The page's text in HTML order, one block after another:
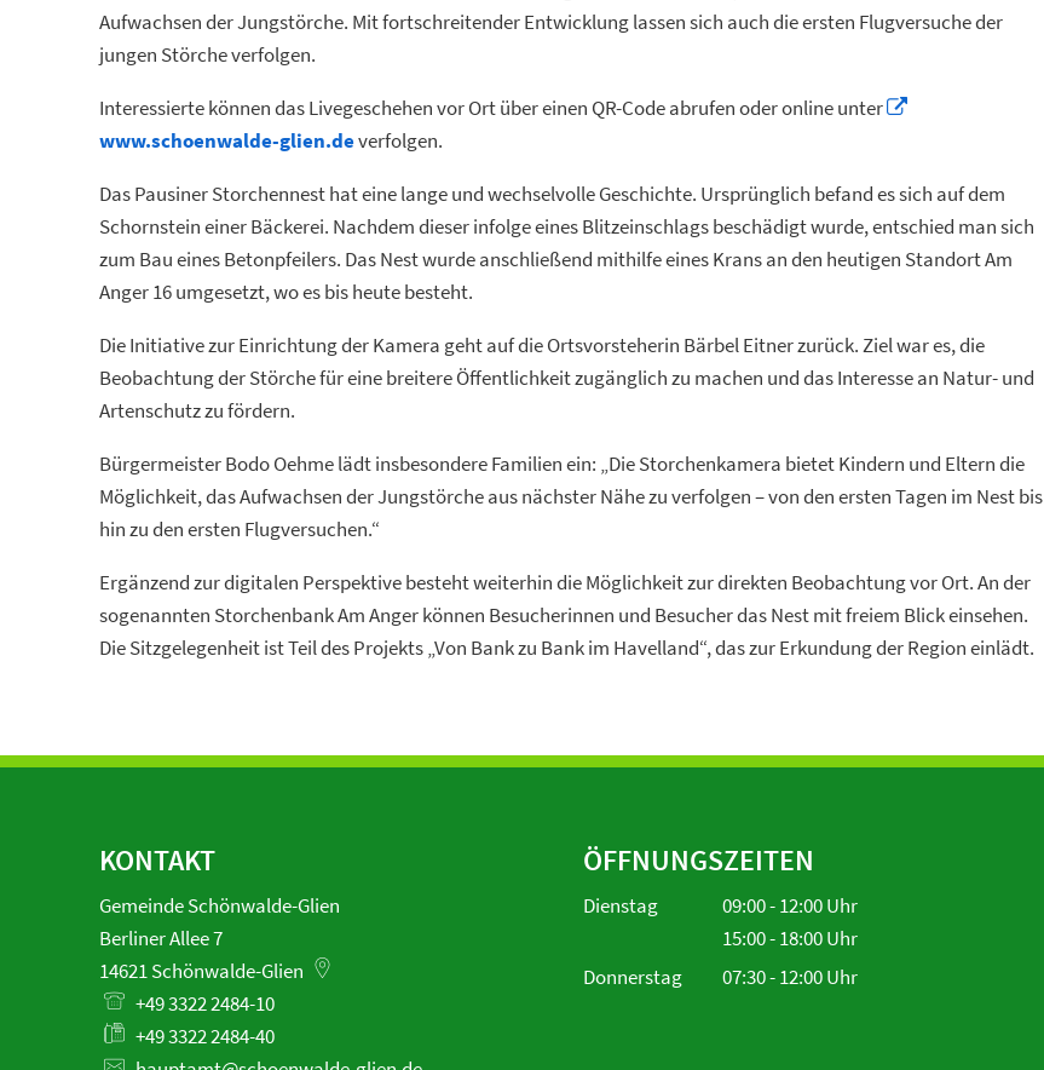
Aufwachsen der Jungstörche. Mit fortschreitender Entwicklung lassen sich auch die ersten Flugversuche der
jungen Störche verfolgen.
Interessierte können das Livegeschehen vor Ort über einen QR-Code abrufen oder online unter
www.schoenwalde-glien.deverfolgen.
Das Pausiner Storchennest hat eine lange und wechselvolle Geschichte. Ursprünglich befand es sich auf dem
Schornstein einer Bäckerei. Nachdem dieser infolge eines Blitzeinschlags beschädigt wurde, entschied man sich
zum Bau eines Betonpfeilers. Das Nest wurde anschließend mithilfe eines Krans an den heutigen Standort Am
Anger 16 umgesetzt, wo es bis heute besteht.
Die Initiative zur Einrichtung der Kamera geht auf die Ortsvorsteherin Bärbel Eitner zurück. Ziel war es, die
Beobachtung der Störche für eine breitere Öffentlichkeit zugänglich zu machen und das Interesse an Natur- und
Artenschutz zu fördern.
Bürgermeister Bodo Oehme lädt insbesondere Familien ein: „Die Storchenkamera bietet Kindern und Eltern die
Möglichkeit, das Aufwachsen der Jungstörche aus nächster Nähe zu verfolgen – von den ersten Tagen im Nest bis
hin zu den ersten Flugversuchen.“
Ergänzend zur digitalen Perspektive besteht weiterhin die Möglichkeit zur direkten Beobachtung vor Ort. An der
sogenannten Storchenbank Am Anger können Besucherinnen und Besucher das Nest mit freiem Blick einsehen.
Die Sitzgelegenheit ist Teil des Projekts „Von Bank zu Bank im Havelland“, das zur Erkundung der Region einlädt.
KONTAKT
Gemeinde Schönwalde-Glien
Berliner Allee 7
14621Schönwalde-Glien
+49 3322 2484-10
+49 3322 2484-40
ÖFFNUNGSZEITEN
Dienstag 09:00-12:00Uhr
Von 09:00 bis 12:00 Uhr
15:00-18:00Uhr
Von 15:00 bis 18:00 Uhr
Donnerstag 07:30-12:00Uhr